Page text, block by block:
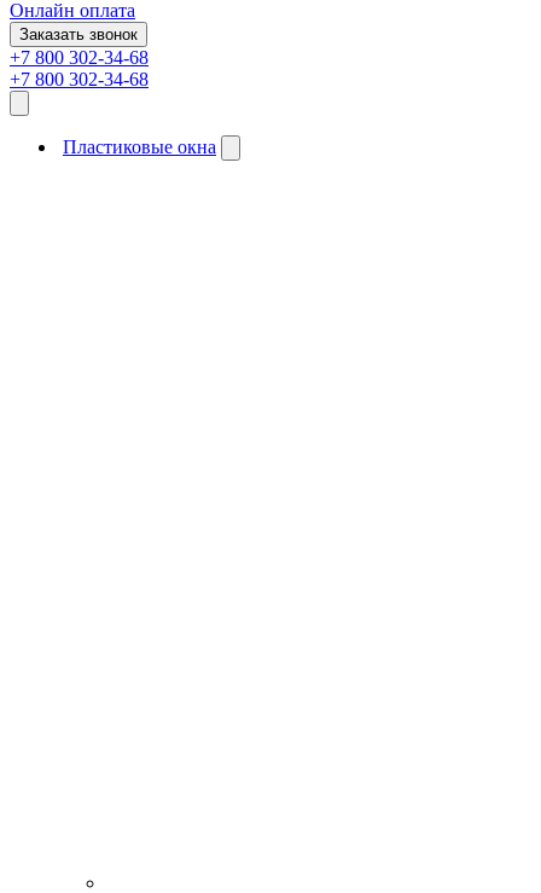
Онлайн оплата
Заказать звонок
+7 800 302-34-68
+7 800 302-34-68
Пластиковые окна